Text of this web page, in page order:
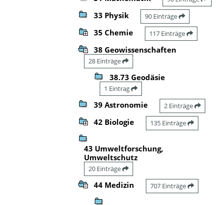
33 Physik 90 Einträge
35 Chemie 117 Einträge
38 Geowissenschaften
28 Einträge
38.73 Geodäsie
1 Eintrag
39 Astronomie 2 Einträge
42 Biologie 135 Einträge
43 Umweltforschung,
Umweltschutz
20 Einträge
44 Medizin 707 Einträge